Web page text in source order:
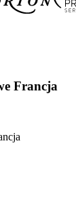
Francja